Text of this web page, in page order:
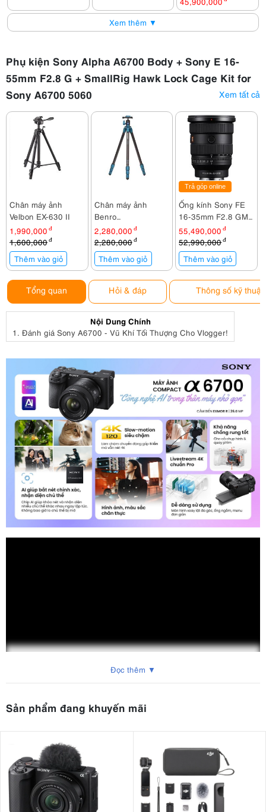
Xem thêm ▼
Phụ kiện Sony Alpha A6700 Body + Sony E 16-
55mm F2.8 G + SmallRig Hawk Lock Cage Kit for
Sony A6700 5060
Xem tất cả
Chân máy ảnh
Velbon EX-630 II
1,990,000 đ
1,600,000đ
Thêm vào giỏ
Chân máy ảnh
Benro
TSSL08AN00P
2,280,000 đ
2,280,000 đ
Thêm vào giỏ
Trả góp online
Ống kính Sony FE
16-35mm F2.8 GM
II / SEL1635GM2
55,490,000 đ
52,990,000đ
Thêm vào giỏ
Tổng quan Hỏi & đáp Thông số kỹ thuật
Nội Dung Chính
1. Đánh giá Sony A6700 - Vũ Khí Tối Thượng Cho Vlogger!
Đọc thêm ▼
Sản phẩm đang khuyến mãi